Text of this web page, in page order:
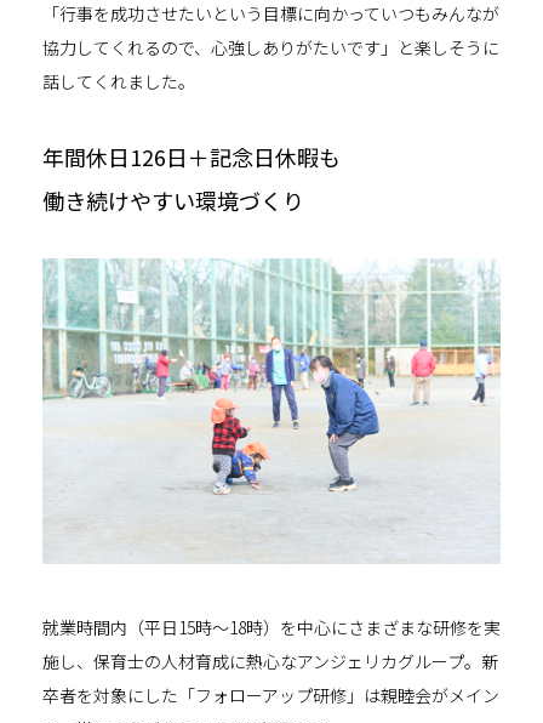
「行事を成功させたいという目標に向かっていつもみんなが
協力してくれるので、心強しありがたいです」と楽しそうに
話してくれました。
年間休日126日＋記念日休暇も
働き続けやすい環境づくり
就業時間内（平日15時～18時）を中心にさまざまな研修を実
施し、保育士の人材育成に熱心なアンジェリカグループ。新
卒者を対象にした「フォローアップ研修」は親睦会がメイン